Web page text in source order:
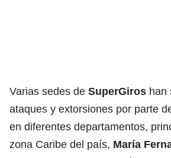
Varias sedes de SuperGiros han
ataques y extorsiones por parte
en diferentes departamentos,
zona Caribe del país, María